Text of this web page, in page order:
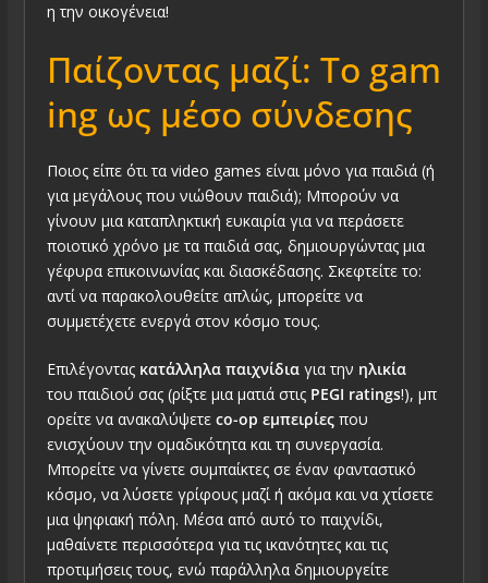
η την οικογένεια!
Παίζοντας μαζί: Το gam
ing ως μέσο σύνδεσης
Ποιος είπε ότι τα video games είναι μόνο για παιδιά (ή
για μεγάλους που νιώθουν παιδιά); Μπορούν να
γίνουν μια καταπληκτική ευκαιρία για να περάσετε
ποιοτικό χρόνο με τα παιδιά σας, δημιουργώντας μια
γέφυρα επικοινωνίας και διασκέδασης. Σκεφτείτε το:
αντί να παρακολουθείτε απλώς, μπορείτε να
συμμετέχετε ενεργά στον κόσμο τους.
Επιλέγοντας κατάλληλα παιχνίδιαγια την ηλικία
του παιδιού σας (ρίξτε μια ματιά στις PEGI ratings!), μπ
ορείτε να ανακαλύψετε co-οp εμπειρίεςπου
ενισχύουν την ομαδικότητα και τη συνεργασία.
Μπορείτε να γίνετε συμπαίκτες σε έναν φανταστικό
κόσμο, να λύσετε γρίφους μαζί ή ακόμα και να χτίσετε
μια ψηφιακή πόλη. Μέσα από αυτό το παιχνίδι,
μαθαίνετε περισσότερα για τις ικανότητες και τις
προτιμήσεις τους, ενώ παράλληλα δημιουργείτε